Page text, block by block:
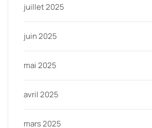
juillet 2025
juin 2025
mai 2025
avril 2025
mars 2025